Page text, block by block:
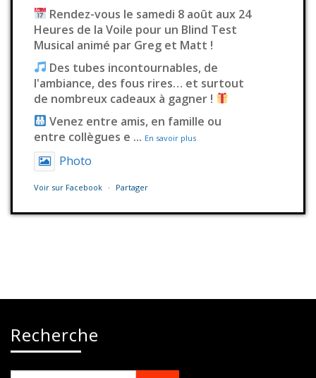
Rendez-vous le samedi 8 août aux 24
Heures de la Voile pour un Blind Test
Musical animé par Greg et Matt !
Des tubes incontournables, de
l'ambiance, des fous rires… et surtout
de nombreux cadeaux à gagner !
Venez entre amis, en famille ou
entre collègues e ... En savoir plus
Photo
Voir sur Facebook · Partager
Ce problème vient généralement du
fait que le propriétaire ne l’a partagé
qu’avec un petit groupe de
Recherche